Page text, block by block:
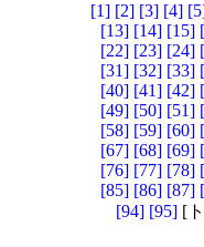
[1] [2] [3] [4]
[13] [14] [15]
[22] [23] [24]
[31] [32] [33]
[40] [41] [42]
[49] [50] [51]
[58] [59] [60]
[67] [68] [69]
[76] [77] [78]
[85] [86] [87]
[94] [95] [